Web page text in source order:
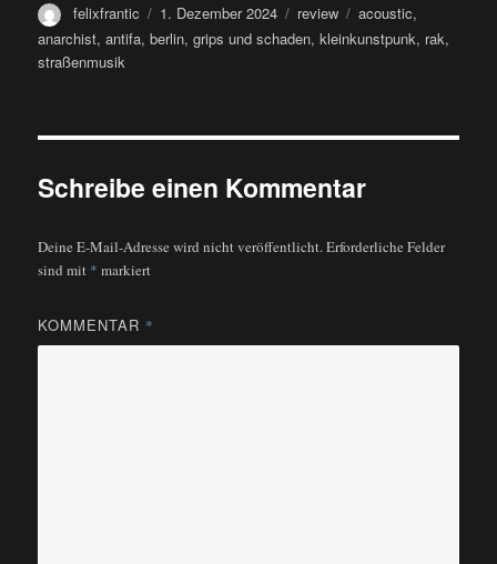
Autor
felixfrantic
Veröffentlicht
am
1. Dezember 2024 Kategorien
review Schlagwörter
acoustic,
anarchist,antifa,berlin,grips und schaden,kleinkunstpunk, rak,
straßenmusik
Schreibe einen Kommentar
Deine E-Mail-Adresse wird nicht veröffentlicht. Erforderliche Felder
sind mit * markiert
KOMMENTAR *